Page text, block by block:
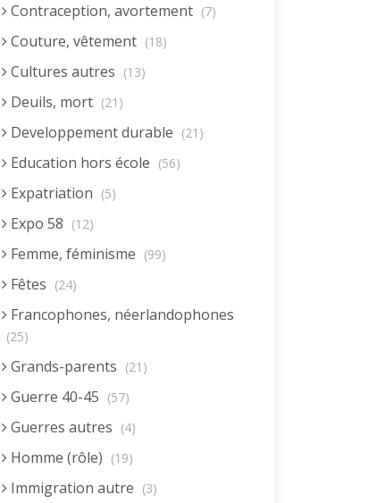
Contraception, avortement (7)
Couture, vêtement (18)
Cultures autres (13)
Deuils, mort (21)
Developpement durable (21)
Education hors école (56)
Expatriation (5)
Expo 58 (12)
Femme, féminisme (99)
Fêtes (24)
Francophones, néerlandophones
(25)
Grands-parents (21)
Guerre 40-45 (57)
Guerres autres (4)
Homme (rôle) (19)
Immigration autre (3)